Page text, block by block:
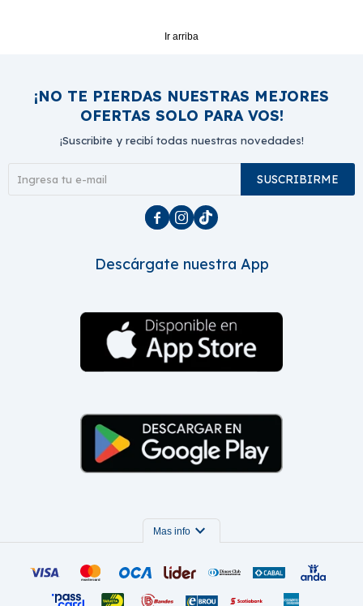
Ir arriba
¡NO TE PIERDAS NUESTRAS MEJORES
OFERTAS SOLO PARA VOS!
¡Suscribite y recibí todas nuestras novedades!
SUSCRIBIRME
  
Descárgate nuestra App
Mas info expand_more